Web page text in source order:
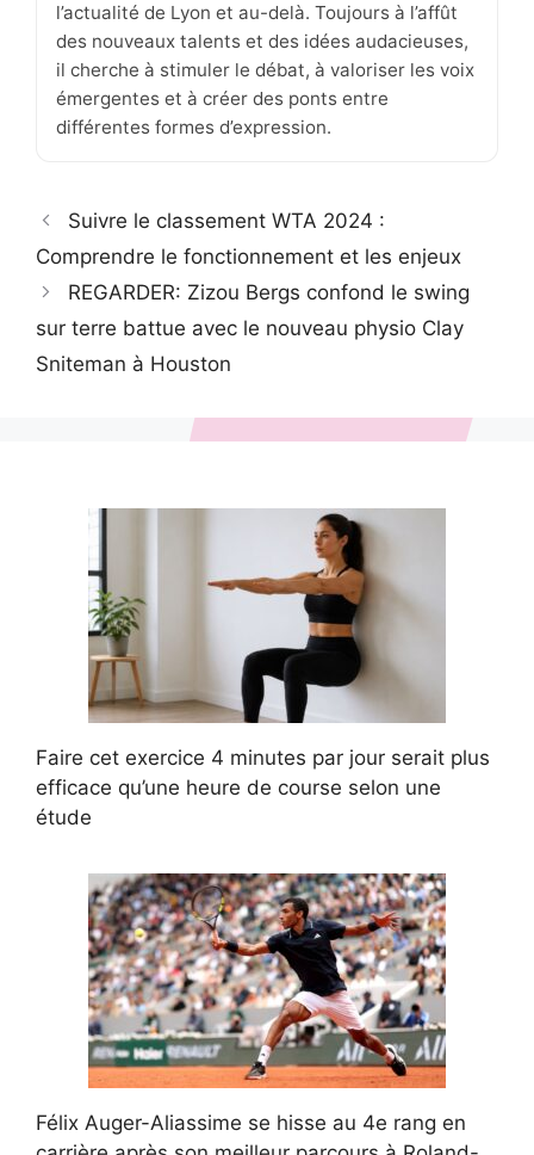
l’actualité de Lyon et au-delà. Toujours à l’affût
des nouveaux talents et des idées audacieuses,
il cherche à stimuler le débat, à valoriser les voix
émergentes et à créer des ponts entre
différentes formes d’expression.
Suivre le classement WTA 2024 :
Comprendre le fonctionnement et les enjeux
REGARDER: Zizou Bergs confond le swing
sur terre battue avec le nouveau physio Clay
Sniteman à Houston
Faire cet exercice 4 minutes par jour serait plus
efficace qu’une heure de course selon une
étude
Félix Auger-Aliassime se hisse au 4e rang en